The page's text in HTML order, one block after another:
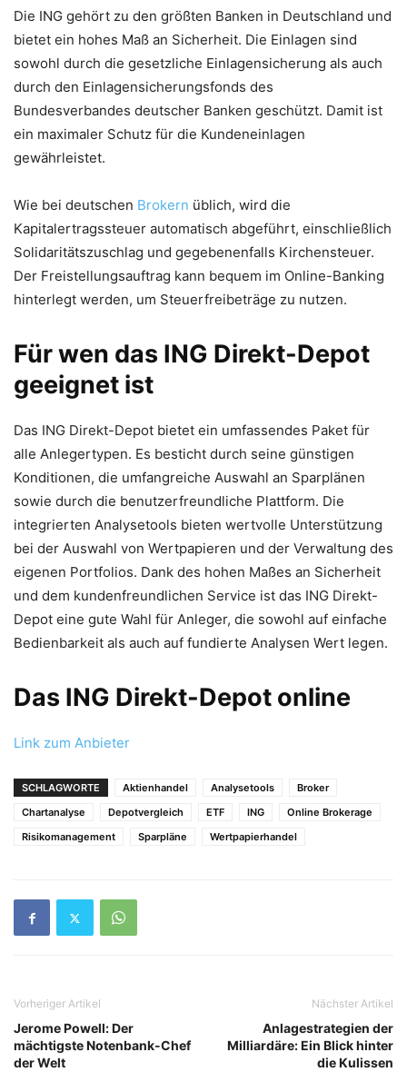
Die ING gehört zu den größten Banken in Deutschland und
bietet ein hohes Maß an Sicherheit. Die Einlagen sind
sowohl durch die gesetzliche Einlagensicherung als auch
durch den Einlagensicherungsfonds des
Bundesverbandes deutscher Banken geschützt. Damit ist
ein maximaler Schutz für die Kundeneinlagen
gewährleistet.
Wie bei deutschen Brokern üblich, wird die
Kapitalertragssteuer automatisch abgeführt, einschließlich
Solidaritätszuschlag und gegebenenfalls Kirchensteuer.
Der Freistellungsauftrag kann bequem im Online-Banking
hinterlegt werden, um Steuerfreibeträge zu nutzen.
Für wen das ING Direkt-Depot
geeignet ist
Das ING Direkt-Depot bietet ein umfassendes Paket für
alle Anlegertypen. Es besticht durch seine günstigen
Konditionen, die umfangreiche Auswahl an Sparplänen
sowie durch die benutzerfreundliche Plattform. Die
integrierten Analysetools bieten wertvolle Unterstützung
bei der Auswahl von Wertpapieren und der Verwaltung des
eigenen Portfolios. Dank des hohen Maßes an Sicherheit
und dem kundenfreundlichen Service ist das ING Direkt-
Depot eine gute Wahl für Anleger, die sowohl auf einfache
Bedienbarkeit als auch auf fundierte Analysen Wert legen.
Das ING Direkt-Depot online
Link zum Anbieter
SCHLAGWORTE Aktienhandel Analysetools
Broker
Chartanalyse
Depotvergleich ETF ING
Online Brokerage
Risikomanagement
Sparpläne Wertpapierhandel
Vorheriger Artikel
Jerome Powell: Der
mächtigste Notenbank-Chef
der Welt
Nächster Artikel
Anlagestrategien der
Milliardäre: Ein Blick hinter
die Kulissen